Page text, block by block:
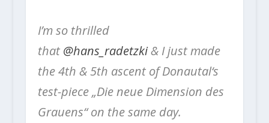
I’m so thrilled
that @hans_radetzki& I just made
the 4th & 5th ascent of Donautal‘s
test-piece „Die neue Dimension des
Grauens“ on the same day.